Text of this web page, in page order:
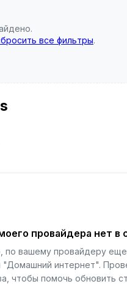
все фильтры.
провайдера нет в
по вашему провайдеру
"Домашний интернет".
чтобы помочь обновить